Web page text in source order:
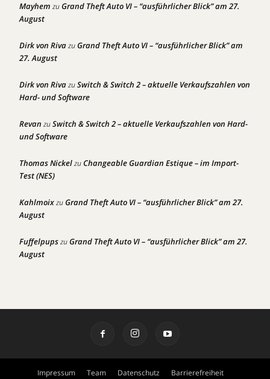
Mayhem zuGrand Theft Auto VI – “ausführlicher Blick” am 27.
August
Dirk von RivazuGrand Theft Auto VI – “ausführlicher Blick” am
27. August
Dirk von RivazuSwitch & Switch 2 – aktuelle Verkaufszahlen von
Hard- und Software
Revan zuSwitch & Switch 2 – aktuelle Verkaufszahlen von Hard-
und Software
Thomas NickelzuChangeable Guardian Estique – im Import-
Test (NES)
KahlmoixzuGrand Theft Auto VI – “ausführlicher Blick” am 27.
August
FuffelpupszuGrand Theft Auto VI – “ausführlicher Blick” am 27.
August
Impressum Team Datenschutz Barrierefreiheit